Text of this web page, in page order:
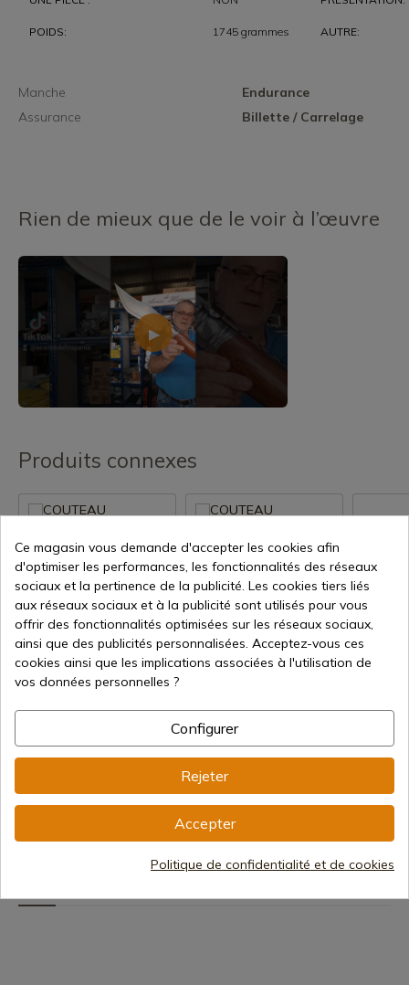
POIDS: 1745 grammes AUTRE:
Manche
Endurance
Assurance
Billette / Carrelage
Rien de mieux que de le voir à l’œuvre
Produits connexes
Voir le produit
REF: NA120
AVEC MANCHE EN CORNE
DE TAUREAU ET LAME DE
Voir le produit
COUTEAU D’ÉPAULE
AVEC MANCHETTE EN
BOIS DE CERF ET LAME
DE 8 CM. AVEC ÉTUI
85,11 €
BUFFLE
Ce magasin vous demande d'accepter les cookies afin
d'optimiser les performances, les fonctionnalités des réseaux
sociaux et la pertinence de la publicité. Les cookies tiers liés
aux réseaux sociaux et à la publicité sont utilisés pour vous
offrir des fonctionnalités optimisées sur les réseaux sociaux,
ainsi que des publicités personnalisées. Acceptez-vous ces
cookies ainsi que les implications associées à l'utilisation de
vos données personnelles ?
Configurer
Rejeter
Accepter
Politique de confidentialité et de cookies